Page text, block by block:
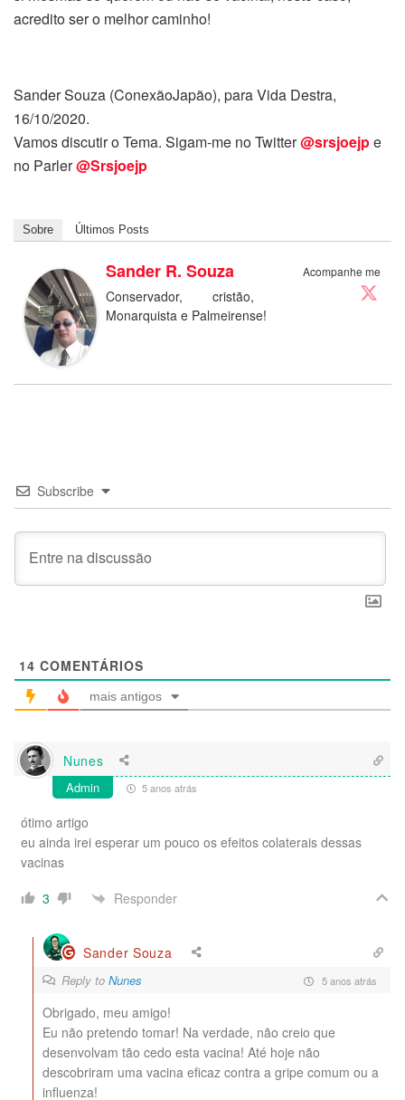
acredito ser o melhor caminho!
Sander Souza (ConexãoJapão), para Vida Destra,
16/10/2020.
Vamos discutir o Tema. Sigam-me no Twitter@srsjoejpe
no Parler@Srsjoejp
Sobre Últimos Posts
Acompanhe me
Sander R. Souza
Conservador, cristão,
Monarquista e Palmeirense!
Subscribe
14 COMENTÁRIOS
mais antigos
Nunes
Admin 5 anos atrás
ótimo artigo
eu ainda irei esperar um pouco os efeitos colaterais dessas
vacinas
3
Responder
Sander Souza
Reply to Nunes 5 anos atrás
Obrigado, meu amigo!
Eu não pretendo tomar! Na verdade, não creio que
desenvolvam tão cedo esta vacina! Até hoje não
descobriram uma vacina eficaz contra a gripe comum ou a
influenza!